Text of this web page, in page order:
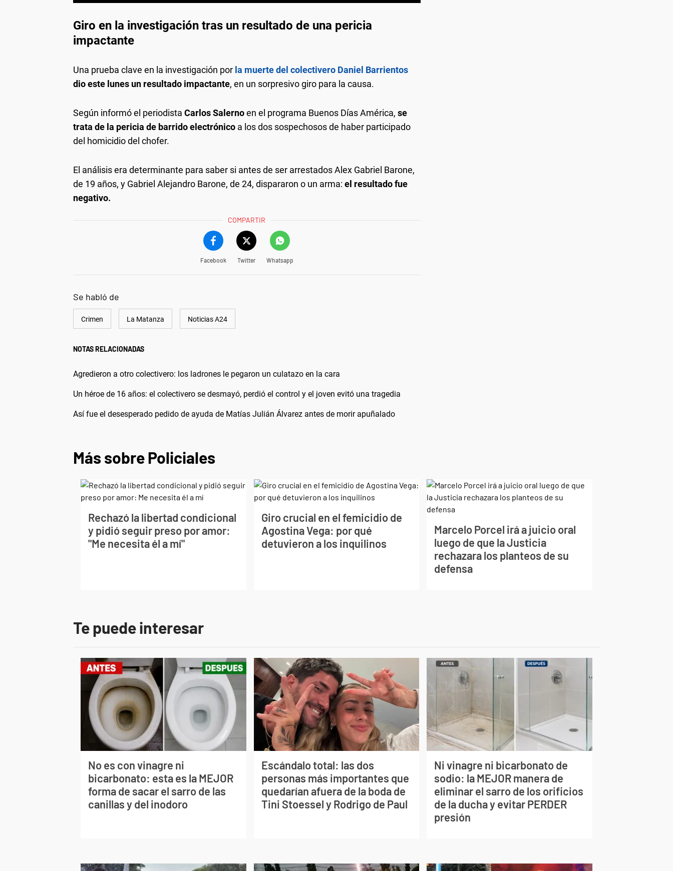
Giro en la investigación tras un resultado de una pericia
impactante
Una prueba clave en la investigación por la muerte del colectivero Daniel Barrientos
dio este lunes un resultado impactante, en un sorpresivo giro para la causa.
Según informó el periodista Carlos Salernoen el programa Buenos Días América, se
trata de la pericia de barrido electrónico a los dos sospechosos de haber participado
del homicidio del chofer.
El análisis era determinante para saber si antes de ser arrestados Alex Gabriel Barone,
de 19 años, y Gabriel Alejandro Barone, de 24, dispararon o un arma: el resultado fue
negativo.
COMPARTIR
Facebook Twitter Whatsapp
Se habló de
Crimen La Matanza Noticias A24
NOTAS RELACIONADAS
Agredieron a otro colectivero: los ladrones le pegaron un culatazo en la cara
Un héroe de 16 años: el colectivero se desmayó, perdió el control y el joven evitó una tragedia
Así fue el desesperado pedido de ayuda de Matías Julián Álvarez antes de morir apuñalado
Más sobre Policiales
Rechazó la libertad condicional
y pidió seguir preso por amor:
"Me necesita él a mí"
Giro crucial en el femicidio de
Agostina Vega: por qué
detuvieron a los inquilinos
Marcelo Porcel irá a juicio oral
luego de que la Justicia
rechazara los planteos de su
defensa
Te puede interesar
No es con vinagre ni
bicarbonato: esta es la MEJOR
forma de sacar el sarro de las
canillas y del inodoro
Escándalo total: las dos
personas más importantes que
quedarían afuera de la boda de
Tini Stoessel y Rodrigo de Paul
Ni vinagre ni bicarbonato de
sodio: la MEJOR manera de
eliminar el sarro de los orificios
de la ducha y evitar PERDER
presión